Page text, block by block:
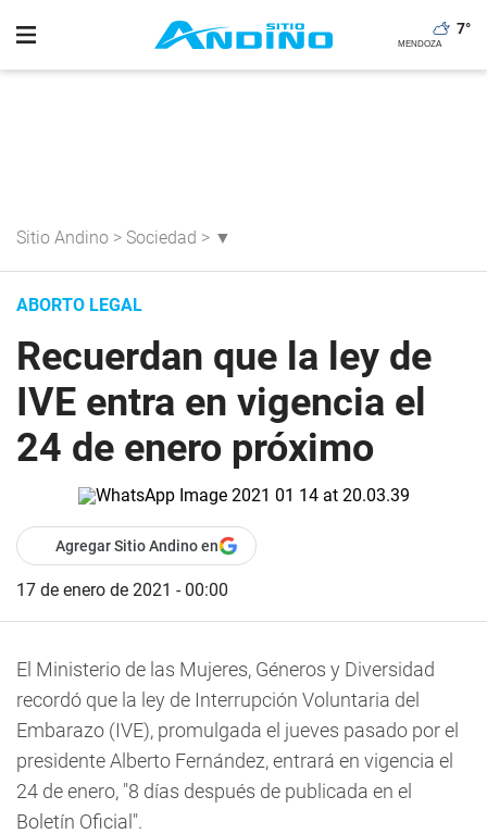
7°
Sitio Andino > Sociedad > ▼
ABORTO LEGAL
Recuerdan que la ley de
IVE entra en vigencia el
24 de enero próximo
Agregar Sitio Andino en
17 de enero de 2021 - 00:00
El Ministerio de las Mujeres, Géneros y Diversidad
recordó que la ley de Interrupción Voluntaria del
Embarazo (IVE), promulgada el jueves pasado por el
presidente Alberto Fernández, entrará en vigencia el
24 de enero, "8 días después de publicada en el
Boletín Oficial".